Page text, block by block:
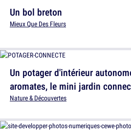
Un bol breton
Mieux Que Des Fleurs
Un potager d'intérieur
aromates, le mini jardin
Nature & Découvertes